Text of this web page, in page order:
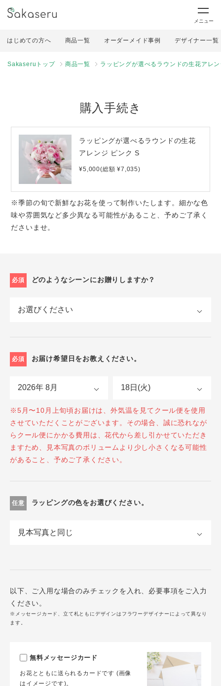
メニュー
はじめての方へ 商品一覧 オーダーメイド事例 デザイナー一覧
Sakaseruトップ 商品一覧 ラッピングが選べるラウンドの生花アレ
購入手続き
ラッピングが選べるラウンドの生花
アレンジ ピンク S
¥5,000(総額 ¥7,035)
※季節の旬で新鮮なお花を使って制作いたします。細かな色
味や雰囲気など多少異なる可能性があること、予めご了承く
ださいませ。
必須 どのようなシーンにお贈りしますか？
必須 お届け希望日をお教えください。
※5月〜10月上旬頃お届けは、外気温を見てクール便を使用
させていただくことがございます。その場合、誠に恐れなが
らクール便にかかる費用は、花代から差し引かせていただき
ますため、見本写真のボリュームより少し小さくなる可能性
があること、予めご了承ください。
任意 ラッピングの色をお選びください。
以下、ご入用な場合のみチェックを入れ、必要事項をご入力
ください。
※メッセージカード、立て札ともにデザインはフラワーデザイナーによって異なり
ます。
無料メッセージカード
お花とともに送られるカードです (画像
はイメージです)。